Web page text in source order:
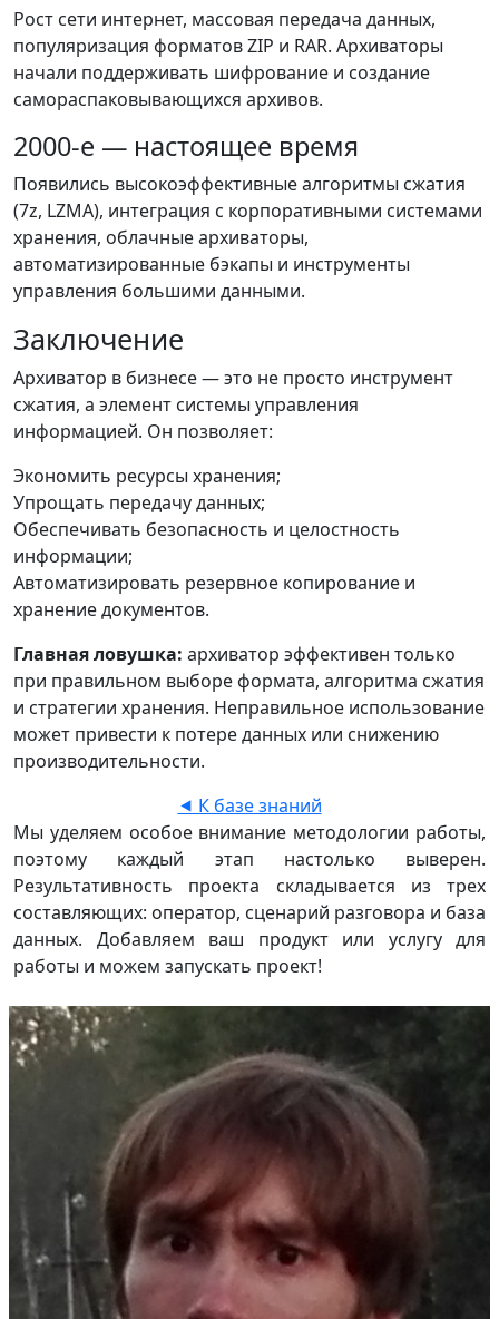
Рост сети интернет, массовая передача данных,
популяризация форматов ZIP и RAR. Архиваторы
начали поддерживать шифрование и создание
самораспаковывающихся архивов.
2000-е — настоящее время
Появились высокоэффективные алгоритмы сжатия
(7z, LZMA), интеграция с корпоративными системами
хранения, облачные архиваторы,
автоматизированные бэкапы и инструменты
управления большими данными.
Заключение
Архиватор в бизнесе — это не просто инструмент
сжатия, а элемент системы управления
информацией. Он позволяет:
Экономить ресурсы хранения;
Упрощать передачу данных;
Обеспечивать безопасность и целостность
информации;
Автоматизировать резервное копирование и
хранение документов.
Главная ловушка: архиватор эффективен только
при правильном выборе формата, алгоритма сжатия
и стратегии хранения. Неправильное использование
может привести к потере данных или снижению
производительности.
⯇ К базе знаний
Мы уделяем особое внимание методологии работы,
поэтому каждый этап настолько выверен.
Результативность проекта складывается из трех
составляющих: оператор, сценарий разговора и база
данных. Добавляем ваш продукт или услугу для
работы и можем запускать проект!